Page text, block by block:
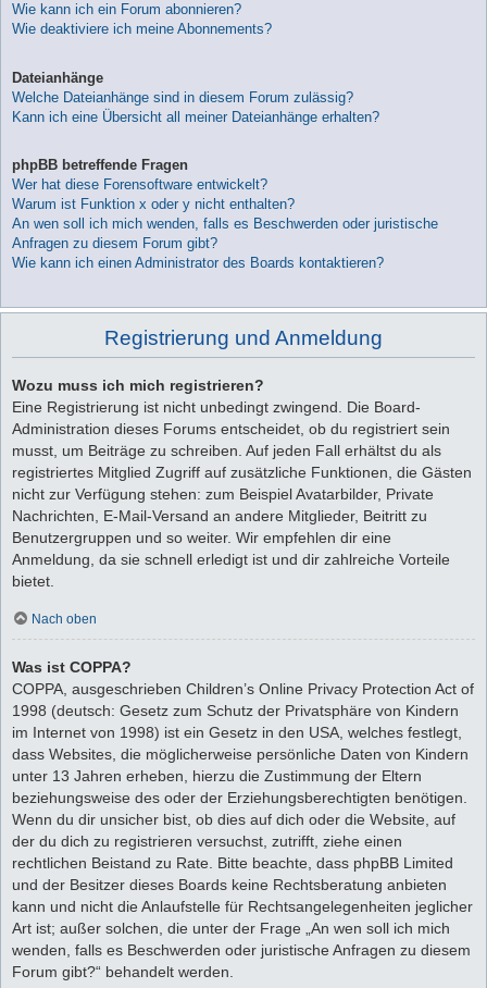
Wie kann ich ein Forum abonnieren?
Wie deaktiviere ich meine Abonnements?
Dateianhänge
Welche Dateianhänge sind in diesem Forum zulässig?
Kann ich eine Übersicht all meiner Dateianhänge erhalten?
phpBB betreffende Fragen
Wer hat diese Forensoftware entwickelt?
Warum ist Funktion x oder y nicht enthalten?
An wen soll ich mich wenden, falls es Beschwerden oder juristische
Anfragen zu diesem Forum gibt?
Wie kann ich einen Administrator des Boards kontaktieren?
Registrierung und Anmeldung
Wozu muss ich mich registrieren?
Eine Registrierung ist nicht unbedingt zwingend. Die Board-
Administration dieses Forums entscheidet, ob du registriert sein
musst, um Beiträge zu schreiben. Auf jeden Fall erhältst du als
registriertes Mitglied Zugriff auf zusätzliche Funktionen, die Gästen
nicht zur Verfügung stehen: zum Beispiel Avatarbilder, Private
Nachrichten, E-Mail-Versand an andere Mitglieder, Beitritt zu
Benutzergruppen und so weiter. Wir empfehlen dir eine
Anmeldung, da sie schnell erledigt ist und dir zahlreiche Vorteile
bietet.
Nach oben
Was ist COPPA?
COPPA, ausgeschrieben Children’s Online Privacy Protection Act of
1998 (deutsch: Gesetz zum Schutz der Privatsphäre von Kindern
im Internet von 1998) ist ein Gesetz in den USA, welches festlegt,
dass Websites, die möglicherweise persönliche Daten von Kindern
unter 13 Jahren erheben, hierzu die Zustimmung der Eltern
beziehungsweise des oder der Erziehungsberechtigten benötigen.
Wenn du dir unsicher bist, ob dies auf dich oder die Website, auf
der du dich zu registrieren versuchst, zutrifft, ziehe einen
rechtlichen Beistand zu Rate. Bitte beachte, dass phpBB Limited
und der Besitzer dieses Boards keine Rechtsberatung anbieten
kann und nicht die Anlaufstelle für Rechtsangelegenheiten jeglicher
Art ist; außer solchen, die unter der Frage „An wen soll ich mich
wenden, falls es Beschwerden oder juristische Anfragen zu diesem
Forum gibt?“ behandelt werden.